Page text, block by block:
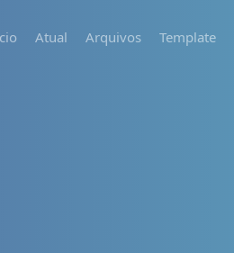
Atual Arquivos Template